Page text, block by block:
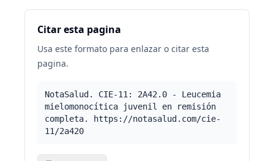
Citar esta pagina
Usa este formato para enlazar o citar esta
pagina.
NotaSalud. CIE-11: 2A42.0 - Leucemia
mielomonocítica juvenil en remisión
completa. https://notasalud.com/cie-
11/2a420